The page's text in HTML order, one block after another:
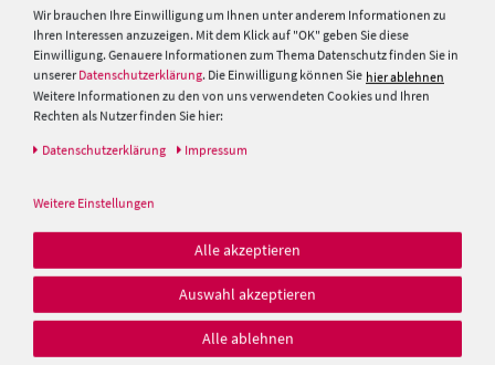
Herren Caps
Herren
Baseball Cpas
Schutz Caps
Herren
Sonnenschilder
Vereins & Großbestellungen
Fachgeschäfte
Kundenkarte
Glossar
KONTAKT
Gerne beraten wir Sie persönlich!
Montag - Donnerstag:9:30 Uhr-17:00 Uhr
16:00 Uhr
Wir brauchen Ihre Einwilligung um Ihnen unter anderem Informationen zu
Ihren Interessen anzuzeigen. Mit dem Klick auf "OK" geben Sie diese
Einwilligung. Genauere Informationen zum Thema Datenschutz finden Sie in
unsererDatenschutzerklärung. Die Einwilligung können Sie hier ablehnen
Weitere Informationen zu den von uns verwendeten Cookies und Ihren
Rechten als Nutzer finden Sie hier:
Daten­schutz­erklärung Impressum
Weitere Einstellungen
Alle akzeptieren
Auswahl akzeptieren
Alle ablehnen